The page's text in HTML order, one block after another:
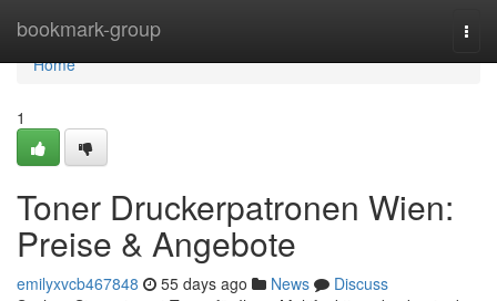
bookmark-group
Home
Home
1
Toner Druckerpatronen Wien:
Preise & Angebote
emilyxvcb467848 55 days ago News
Discuss